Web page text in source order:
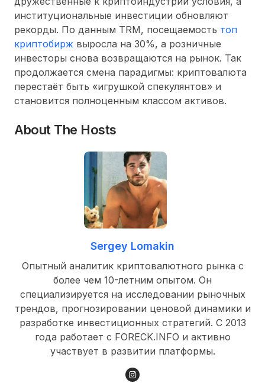
институциональные инвестиции обновляют
рекорды. По данным TRM, посещаемость топ
криптобирж выросла на 30%, а розничные
инвесторы снова возвращаются на рынок. Так
продолжается смена парадигмы: криптовалюта
перестаёт быть «игрушкой спекулянтов» и
становится полноценным классом активов.
About The Hosts
Sergey Lomakin
Опытный аналитик криптовалютного рынка с
более чем 10-летним опытом. Он
специализируется на исследовании рыночных
трендов, прогнозировании ценовой динамики и
разработке инвестиционных стратегий. С 2013
года работает с FORECK.INFO и активно
участвует в развитии платформы.